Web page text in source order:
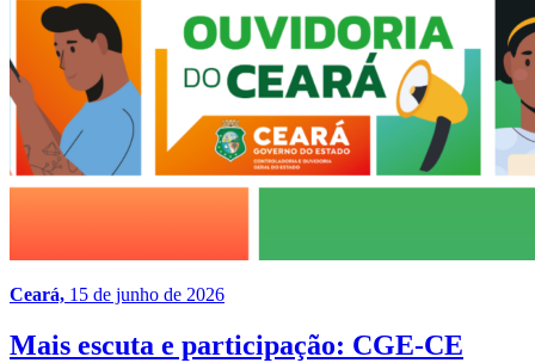
Ceará, 15 de junho de 2026
Mais escuta e participação: CGE-CE